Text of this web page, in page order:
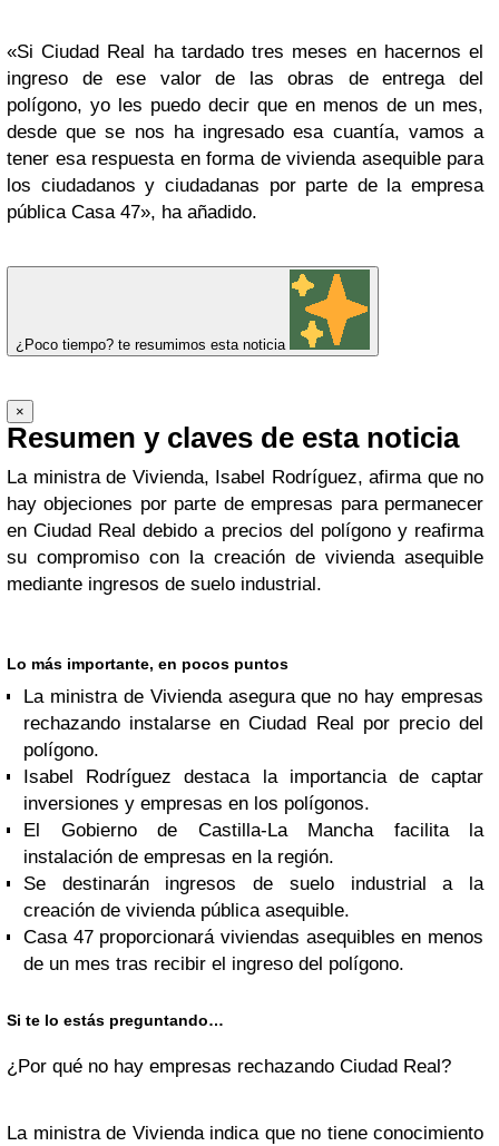
«Si Ciudad Real ha tardado tres meses en hacernos el
ingreso de ese valor de las obras de entrega del
polígono, yo les puedo decir que en menos de un mes,
desde que se nos ha ingresado esa cuantía, vamos a
tener esa respuesta en forma de vivienda asequible para
los ciudadanos y ciudadanas por parte de la empresa
pública Casa 47», ha añadido.
¿Poco tiempo? te resumimos esta noticia
×
Resumen y claves de esta noticia
La ministra de Vivienda, Isabel Rodríguez, afirma que no
hay objeciones por parte de empresas para permanecer
en Ciudad Real debido a precios del polígono y reafirma
su compromiso con la creación de vivienda asequible
mediante ingresos de suelo industrial.
Lo más importante, en pocos puntos
La ministra de Vivienda asegura que no hay empresas
rechazando instalarse en Ciudad Real por precio del
polígono.
Isabel Rodríguez destaca la importancia de captar
inversiones y empresas en los polígonos.
El Gobierno de Castilla-La Mancha facilita la
instalación de empresas en la región.
Se destinarán ingresos de suelo industrial a la
creación de vivienda pública asequible.
Casa 47 proporcionará viviendas asequibles en menos
de un mes tras recibir el ingreso del polígono.
Si te lo estás preguntando…
¿Por qué no hay empresas rechazando Ciudad Real?
La ministra de Vivienda indica que no tiene conocimiento